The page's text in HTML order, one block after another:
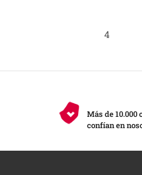
4
Más de 10.000
confían en